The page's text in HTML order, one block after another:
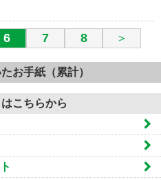
6 7 8 ＞
お手紙（累計）
こちらから